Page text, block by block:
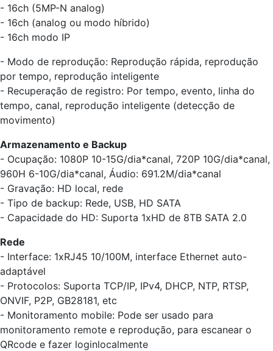
- 16ch (5MP-N analog)
- 16ch (analog ou modo híbrido)
- 16ch modo IP
- Modo de reprodução: Reprodução rápida, reprodução
por tempo, reprodução inteligente
- Recuperação de registro: Por tempo, evento, linha do
tempo, canal, reprodução inteligente (detecção de
movimento)
Armazenamento e Backup
- Ocupação: 1080P 10-15G/dia*canal, 720P 10G/dia*canal,
960H 6-10G/dia*canal, Áudio: 691.2M/dia*canal
- Gravação: HD local, rede
- Tipo de backup: Rede, USB, HD SATA
- Capacidade do HD: Suporta 1xHD de 8TB SATA 2.0
Rede
- Interface: 1xRJ45 10/100M, interface Ethernet auto-
adaptável
- Protocolos: Suporta TCP/IP, IPv4, DHCP, NTP, RTSP,
ONVIF, P2P, GB28181, etc
- Monitoramento mobile: Pode ser usado para
monitoramento remote e reprodução, para escanear o
QRcode e fazer loginlocalmente